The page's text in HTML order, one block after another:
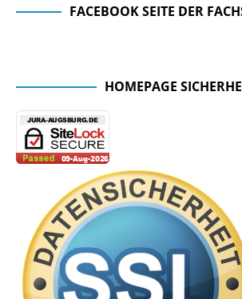
FACEBOOK SEITE DER
HOMEPAGE